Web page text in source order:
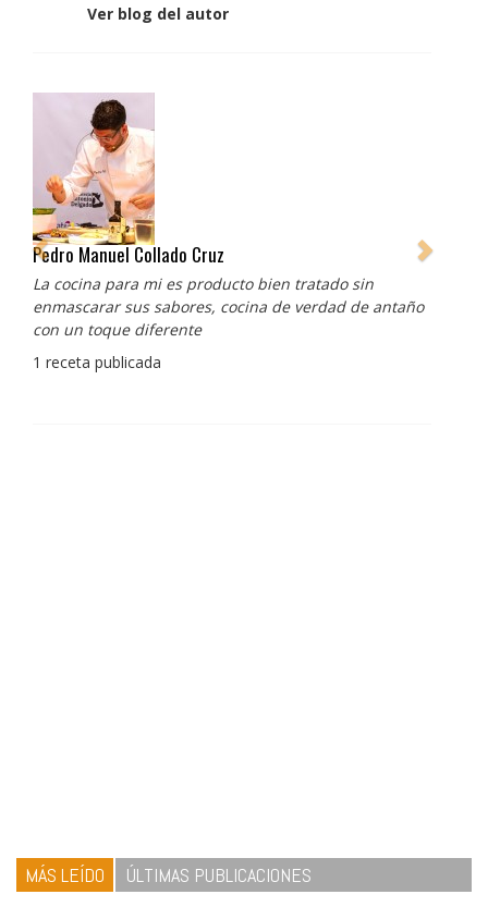
Ver blog del autor
Pedro Manuel Collado Cruz
La cocina para mi es producto bien tratado sin
enmascarar sus sabores, cocina de verdad de antaño
con un toque diferente
1 receta publicada
MÁS LEÍDO ÚLTIMAS PUBLICACIONES